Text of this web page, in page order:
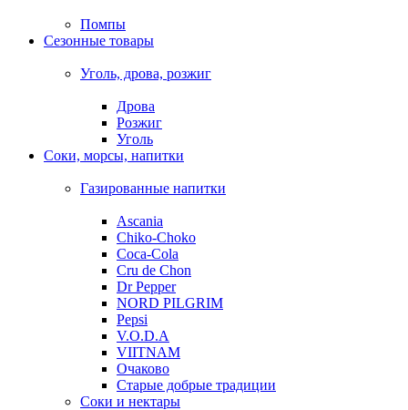
Помпы
Сезонные товары
Уголь, дрова, розжиг
Дрова
Розжиг
Уголь
Соки, морсы, напитки
Газированные напитки
Ascania
Chiko-Choko
Coca-Cola
Cru de Chon
Dr Pepper
NORD PILGRIM
Pepsi
V.O.D.A
VIITNAM
Очаково
Старые добрые традиции
Соки и нектары